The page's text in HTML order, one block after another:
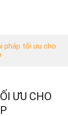
pháp tối ưu cho
ƯU CHO